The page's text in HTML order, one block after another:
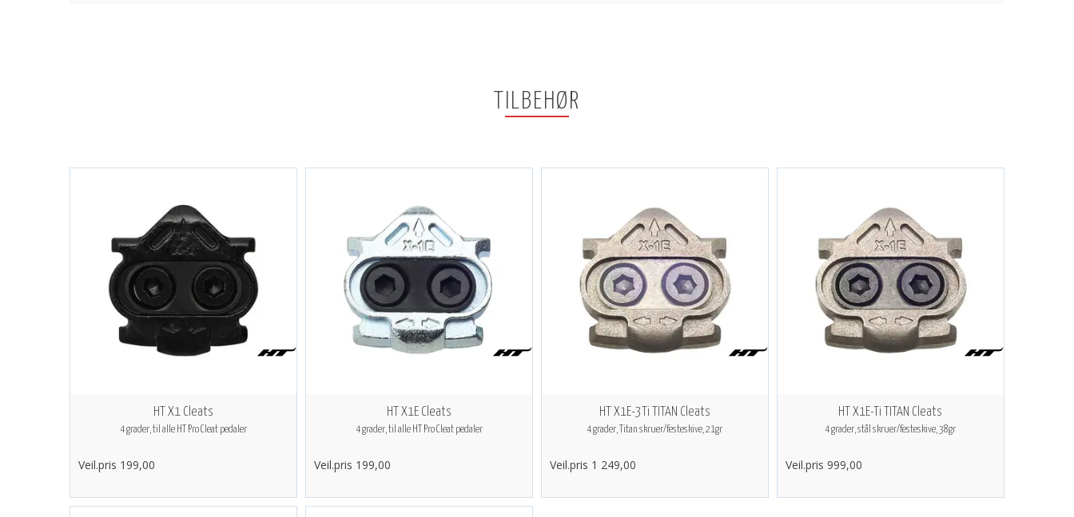
TILBEHØR
HT X1 Cleats
4 grader, til alle HT Pro Cleat pedaler
Veil.pris 199,00
HT X1E Cleats
4 grader, til alle HT Pro Cleat pedaler
Veil.pris 199,00
HT X1E-3Ti TITAN Cleats
4 grader, Titan skruer/festeskive, 21gr
Veil.pris 1 249,00
HT X1E-Ti TITAN Cleats
4 grader, stål skruer/festeskive, 38gr
Veil.pris 999,00